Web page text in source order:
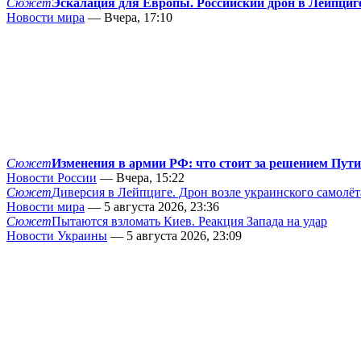
СюжетЭскалация для Европы. Российский дрон в
Новости мира — Вчера, 17:10
СюжетИзменения в армии РФ: что стоит за решением
Новости России — Вчера, 15:22
СюжетДиверсия в Лейпциге. Дрон возле украинского
Новости мира — 5 августа 2026, 23:36
СюжетПытаются взломать Киев. Реакция Запада на удар
Новости Украины — 5 августа 2026, 23:09